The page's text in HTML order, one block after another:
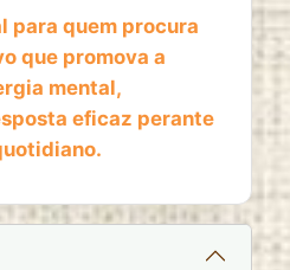
para quem procura
que promova a
mental,
eficaz perante